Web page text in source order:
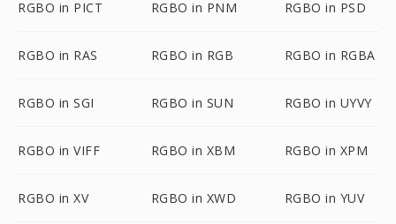
RGBO in PICT RGBO in PNM RGBO in PSD
RGBO in RAS RGBO in RGB RGBO in RGBA
RGBO in SGI RGBO in SUN RGBO in UYVY
RGBO in VIFF RGBO in XBM RGBO in XPM
RGBO in XV RGBO in XWD RGBO in YUV